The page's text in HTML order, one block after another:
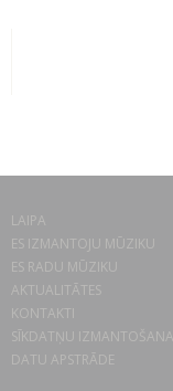
LAIPA
ES IZMANTOJU MŪZIKU
ES RADU MŪZIKU
AKTUALITĀTES
KONTAKTI
SĪKDATŅU
DATU APSTRĀDE